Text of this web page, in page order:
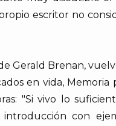
escritor no
Gerald Brenan,
en vida, Memoria
"Si vivo lo
con